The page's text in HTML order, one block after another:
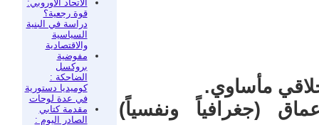
الاتحاد الأوروبي:
قوة رجعية؟
دراسة في البنية
السياسية
والاقتصادية
مفوضية
بروكسل
الضاحكة :
كوميديا دستورية
في عدة لوحات
مقدمة كتابي
الصادر اليوم :
مأساوي.
(جغرافياً ونفسياً)